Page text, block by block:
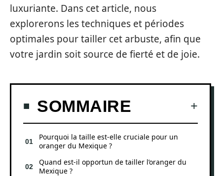
luxuriante. Dans cet article, nous
explorerons les techniques et périodes
optimales pour tailler cet arbuste, afin que
votre jardin soit source de fierté et de joie.
SOMMAIRE
Pourquoi la taille est-elle cruciale pour un
oranger du Mexique ?
Quand est-il opportun de tailler l’oranger du
Mexique ?